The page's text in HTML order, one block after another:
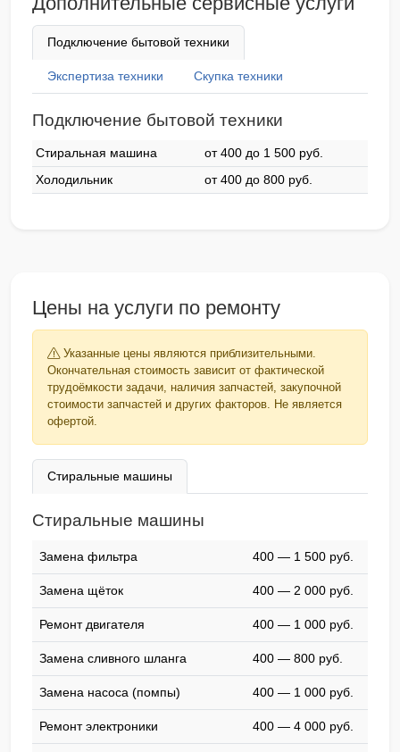
Подключение бытовой техники
Экспертиза техники Скупка техники
Подключение бытовой техники
Стиральная машина
от 400 до 1 500 pyб.
Холодильник
от 400 до 800 pyб.
Цены на услуги по ремонту
Указанные цены являются приблизительными.
Окончательная стоимость зависит от фактической
трудоёмкости задачи, наличия запчастей, закупочной
стоимости запчастей и других факторов. Не является
офертой.
Стиральные машины
Стиральные машины
Замена фильтра 400 — 1 500 pyб.
Замена щёток 400 — 2 000 pyб.
Ремонт двигателя 400 — 1 000 pyб.
Замена сливного шланга 400 — 800 pyб.
Замена насоса (помпы) 400 — 1 000 pyб.
Ремонт электроники 400 — 4 000 pyб.